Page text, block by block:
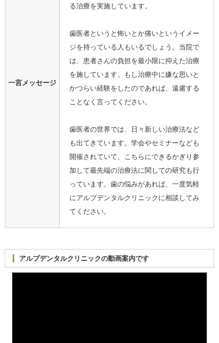
一言メッセージ
る治療を実施しています。
歯医者というと怖いとか痛いというイメー
ジを持っている人もいるでしょう。当院で
は、患者さんの負担を最小限に抑えた治療
を施しています。もし治療中に嫌な思いと
かつらい経験をしたのであれば、遠慮する
ことなく言ってください。
歯医者の世界では、日々新しい治療法など
も出てきています。学会やセミナーなども
開催されていて、こちらにできるかぎり参
加して最先端の治療法に関しての研究も行
っています。歯の悩みがあれば、一度気軽
にアルプデンタルクリニックに相談してみ
てください。
アルプデンタルクリニックの動画案内です